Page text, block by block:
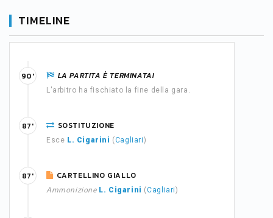
TIMELINE
LA PARTITA È TERMINATA!
L'arbitro ha fischiato la fine della gara.
90'
SOSTITUZIONE
Esce L. Cigarini (Cagliari)
87'
CARTELLINO GIALLO
Ammonizione L. Cigarini (Cagliari)
87'